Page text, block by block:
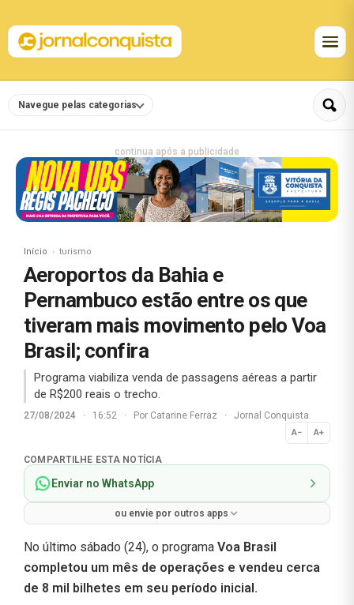
Navegue pelas categorias
continua após a publicidade
Início turismo
Aeroportos da Bahia e
Pernambuco estão entre os que
tiveram mais movimento pelo Voa
Brasil; confira
Programa viabiliza venda de passagens aéreas a partir
de R$200 reais o trecho.
27/08/2024 · 16:52 · Por Catarine Ferraz · Jornal Conquista
A− A+
Normal
COMPARTILHE ESTA NOTÍCIA
Enviar no WhatsApp
ou envie por outros apps
No último sábado (24), o programa Voa Brasil
completou um mês de operações e vendeu cerca
de 8 mil bilhetes em seu período inicial.